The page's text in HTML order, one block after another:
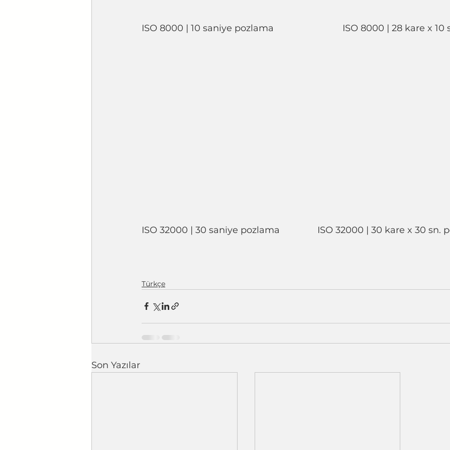
ISO 8000 | 10 saniye pozlama				ISO 8000 |
ISO 32000 | 30 saniye pozlama		      ISO 32000 | 30 kare x
Türkçe
Son Yazılar